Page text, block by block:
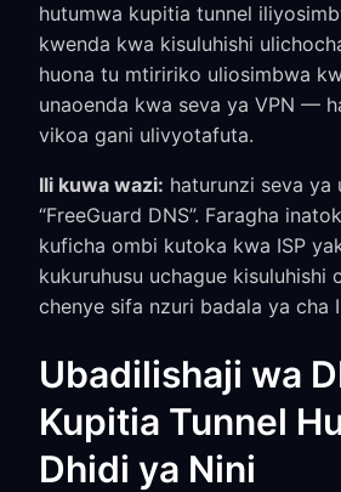
hutumwa kupitia tunnel
kwenda kwa kisuluhishi
huona tu mtiririko uliosimbwa
unaoenda kwa seva ya VPN —
vikoa gani ulivyotafuta.
Ili kuwa wazi: haturunzi seva ya
“FreeGuard DNS”. Faragha
kuficha ombi kutoka kwa ISP
kukuruhusu uchague kisuluhishi
chenye sifa nzuri badala ya cha
Ubadilishaji wa
Kupitia Tunnel
Dhidi ya Nini